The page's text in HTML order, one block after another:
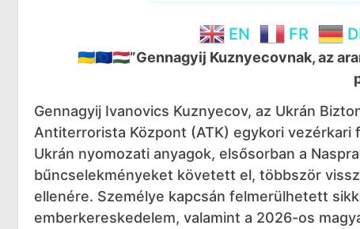
EN FR
🇺🇦🇪🇺🇭🇺”Gennagyij Kuznyecovnak, az
Gennagyij Ivanovics Kuznyecov, az Ukrán
Antiterrorista Központ (ATK) egykori
Ukrán nyomozati anyagok, elsősorban a
bűncselekményeket követett el, többször
ellenére. Személye kapcsán felmerülhetett
emberkereskedelem, valamint a 2026-os